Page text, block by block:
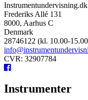
Instrumentundervisning.dk
Frederiks Allé 131
8000, Aarhus C
Denmark
28746122 (kl. 10.00-
CVR: 32907784
Instrumenter